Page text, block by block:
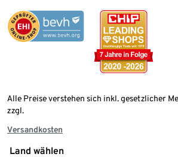
Alle Preise verstehen sich inkl. gesetzlicher
zzgl.
Versandkosten
Land wählen